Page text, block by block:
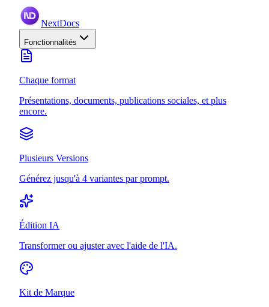
NextDocs
Fonctionnalités
Chaque format
Présentations, documents, publications sociales, et plus
encore.
Plusieurs Versions
Générez jusqu'à 4 variantes par prompt.
Édition IA
Transformer ou ajuster avec l'aide de l'IA.
Kit de Marque